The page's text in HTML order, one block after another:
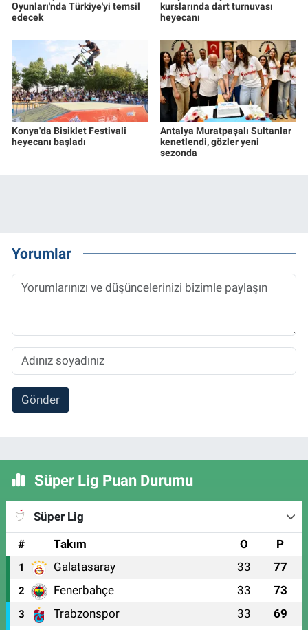
Oyunları'nda Türkiye'yi temsil
edecek
kurslarında dart turnuvası
heyecanı
Konya'da Bisiklet Festivali
heyecanı başladı
Antalya Muratpaşalı Sultanlar
kenetlendi, gözler yeni
sezonda
Yorumlar
Gönder
Süper Lig Puan Durumu
Süper Lig
#
Takım O P
1 Galatasaray 33 77
2 Fenerbahçe 33 73
3 Trabzonspor 33 69